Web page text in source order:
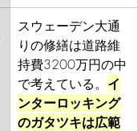
スウェーデン大通
りの修繕は道路維
持費3200万円の中
で考えている。 イ
ンターロッキング
のガタツキは広範